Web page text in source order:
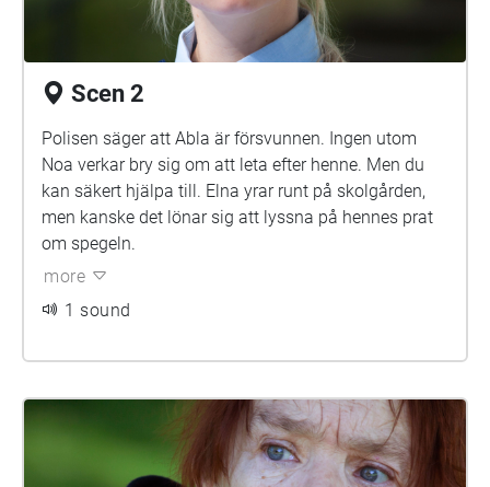
Scen 2
Polisen säger att Abla är försvunnen. Ingen utom
Noa verkar bry sig om att leta efter henne. Men du
kan säkert hjälpa till. Elna yrar runt på skolgården,
men kanske det lönar sig att lyssna på hennes prat
om spegeln.
more
1 sound